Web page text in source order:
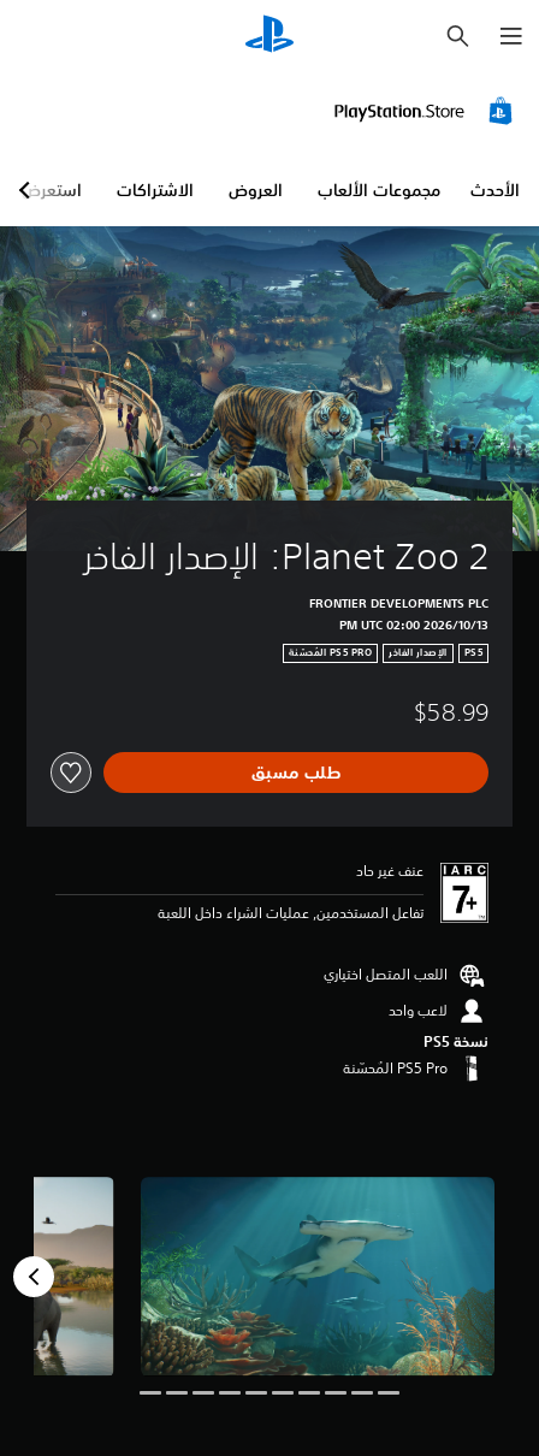
ح
ث
الأحدث مجموعات الألعاب العروض الاشتراكات استعرض
Planet Zoo 2: الإصدار الفاخر
FRONTIER DEVELOPMENTS PLC
13‏/10‏/2026 02:00 PM UTC
PS5 الإصدار الفاخر
$58.99
طلب مسبق
عنف غير حاد
تفاعل المستخدمين, عمليات الشراء داخل اللعبة
اللعب المتصل اختياري
لاعب واحد
نسخة PS5‏